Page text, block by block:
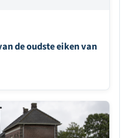
de oudste eiken van